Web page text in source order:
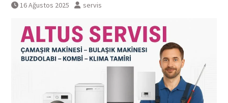
16 Ağustos 2025 servis